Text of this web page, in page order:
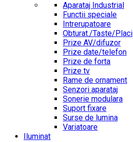
Aparataj Industrial
Functii speciale
Intrerupatoare
Obturat./Taste/Placi
Prize AV/difuzor
Prize date/telefon
Prize de forta
Prize tv
Rame de ornament
Senzori aparataj
Sonerie modulara
Suport fixare
Surse de lumina
Variatoare
Iluminat